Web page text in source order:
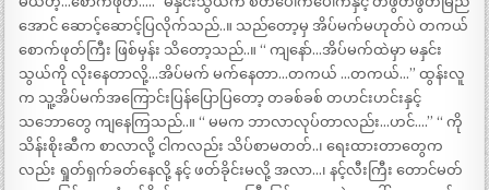
အောင် ဆောင့်ဆောင့်ပြလိုက်သည်..။ သည်တော့မှ အိပ်မက်မဟုတ်ပဲ တကယ်
စောက်ဖုတ်ကြီး ဖြစ်မှန်း သိတော့သည်..။ “ ကျနော်…အိပ်မက်ထဲမှာ မနှင်း
သွယ်ကို လိုးနေတာလို့…အိပ်မက် မက်နေတာ…တကယ် …တကယ်…” ထွန်းလူ
က သူ့အိပ်မက်အကြောင်းပြန်ပြောပြတော့ တခစ်ခစ် တဟင်းဟင်းနှင့်
သဘောတွေ ကျနေကြသည်..။ “ မမက ဘာလာလုပ်တာလည်း…ဟင်….” “ ကို
သိန်းစိုးဆီက စာလာလို့ ငါကလည်း သိပ်စာမတတ်..၊ ရေးထားတာတွေက
လည်း ရှုတ်ရှက်ခတ်နေလို့ နင့် ဖတ်ခိုင်းမလို့ အလာ…၊ နင့်လီးကြီး တောင်မတ်